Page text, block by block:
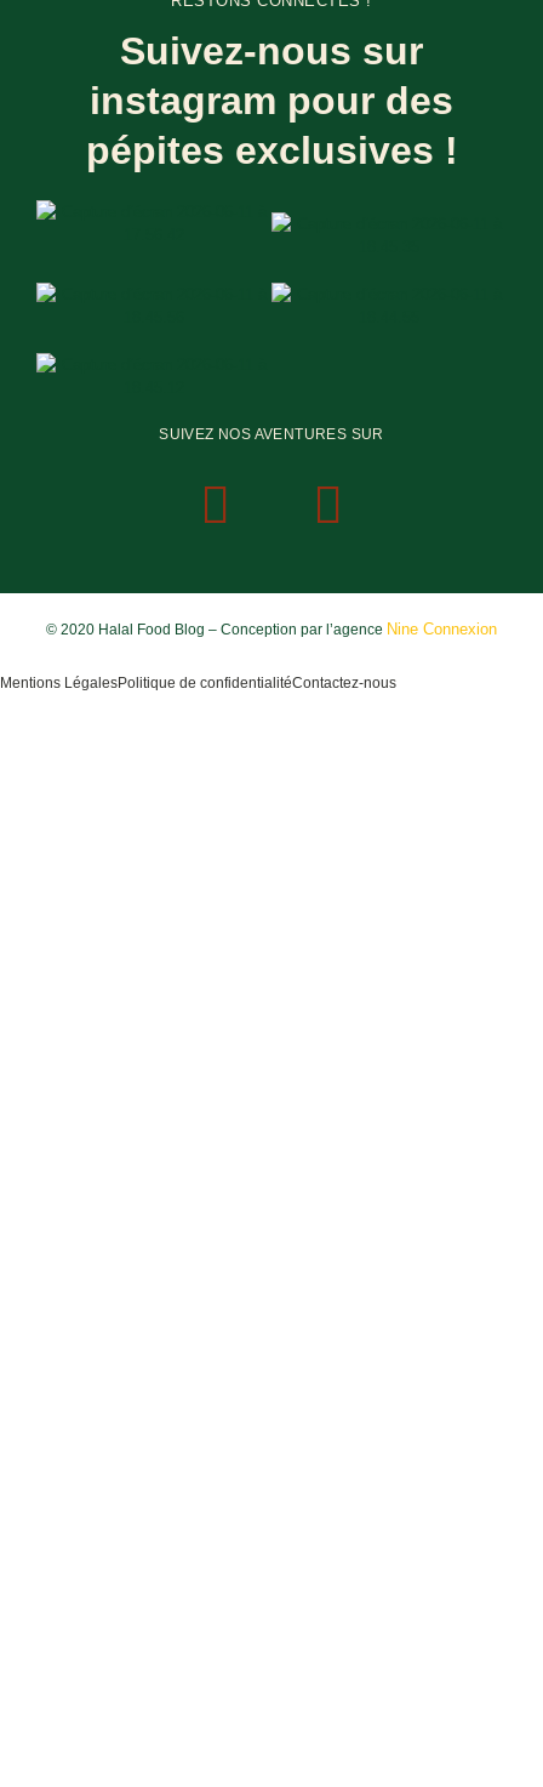
Suivez-nous sur
instagram pour des
pépites exclusives !
SUIVEZ NOS AVENTURES SUR
© 2020 Halal Food Blog – Conception par l’agence Nine Connexion
Mentions LégalesPolitique de confidentialitéContactez-nous